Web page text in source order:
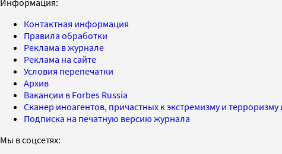
Контактная информация
Правила обработки
Реклама в журнале
Реклама на сайте
Условия перепечатки
Архив
Вакансии в Forbes Russia
Сканер иноагентов, причастных к экстремизму и
Подписка на печатную версию журнала
Мы в соцсетях: